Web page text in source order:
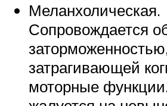
Меланхолическая.
Сопровождается
затрагивающей
моторные